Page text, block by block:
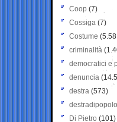
Coop (7)
Cossiga (7)
Costume
criminalità
democratici e
denuncia
destra (573)
destradipopolo
Di Pietro (101)